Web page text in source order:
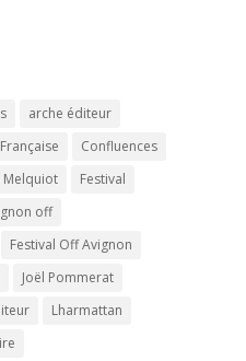
arche éditeur
Confluences
Melquiot
Festival
off
Festival Off Avignon
Joël Pommerat
Lharmattan